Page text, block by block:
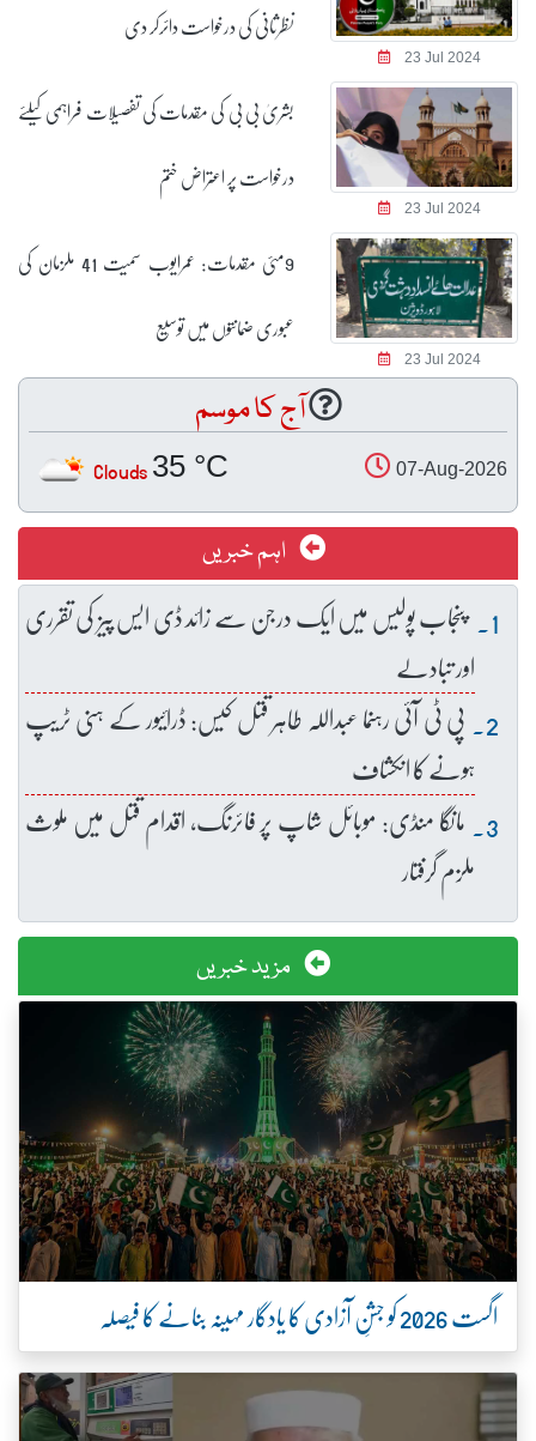
23 Jul 2024
نظرثانی کی درخواست دائرکر دی
23 Jul 2024
بشریٰ بی بی کی مقدمات کی تفصیلات فراہمی کیلئے
درخواست پر اعتراض ختم
23 Jul 2024
9مئی مقدمات: عمرایوب سمیت 41 ملزمان کی
عبوری ضمانتوں میں توسیع
آج کا موسم
07-Aug-2026
35 °C
Clouds
اہم خبریں
پنجاب پولیس میں ایک درجن سے زائد ڈی ایس پیز کی تقرری
اور تبادلے
پی ٹی آئی رہنما عبداللہ طاہر قتل کیس: ڈرائیور کے ہنی ٹریپ
ہونے کا انکشاف
مانگا منڈی: موبائل شاپ پر فائرنگ، اقدام قتل میں ملوث
ملزم گرفتار
مزید خبریں
اگست 2026 کو جشنِ آزادی کا یادگار مہینہ بنانے کا فیصلہ